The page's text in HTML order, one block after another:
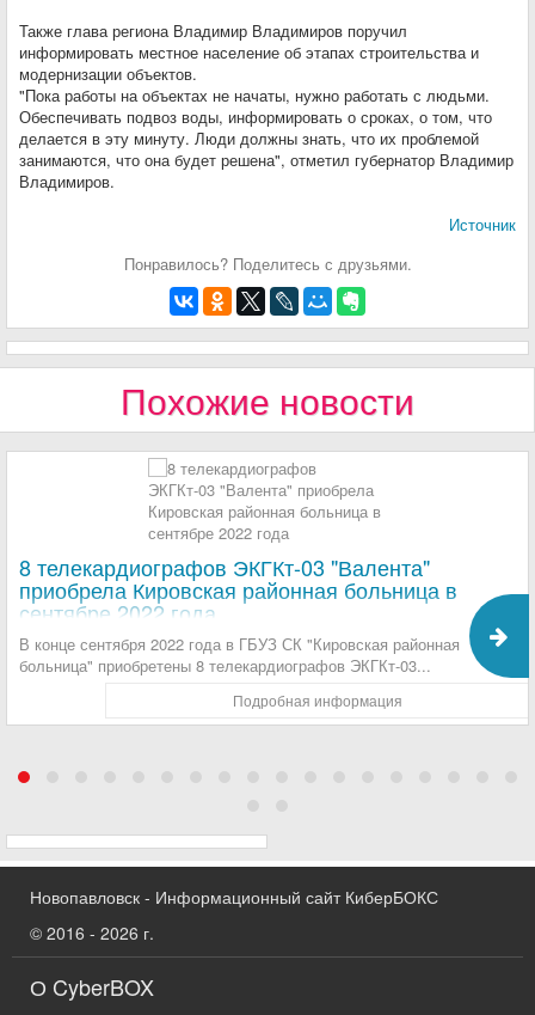
Также глава региона Владимир Владимиров поручил
информировать местное население об этапах строительства и
модернизации объектов.
"Пока работы на объектах не начаты, нужно работать с людьми.
Обеспечивать подвоз воды, информировать о сроках, о том, что
делается в эту минуту. Люди должны знать, что их проблемой
занимаются, что она будет решена", отметил губернатор Владимир
Владимиров.
Источник
Понравилось? Поделитесь с друзьями.
Похожие новости
8 телекардиографов ЭКГКт-03 "Валента"
приобрела Кировская районная больница в
сентябре 2022 года
В конце сентября 2022 года в ГБУЗ СК "Кировская районная
больница" приобретены 8 телекардиографов ЭКГКт-03...
Подробная информация
Новопавловск - Информационный сайт КиберБОКС
© 2016 - 2026 г.
О CyberBOX